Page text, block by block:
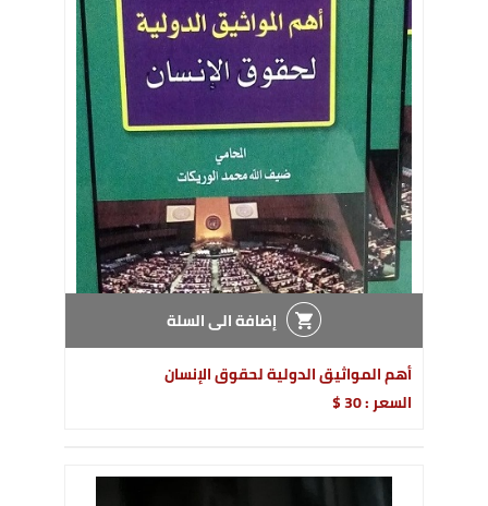
إضافة الى السلة
أهم المواثيق الدولية لحقوق الإنسان
السعر : 30 $